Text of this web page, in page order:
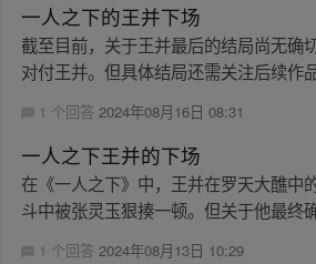
一人之下的王并下场
截至目前，关于王并最后的结局尚无确
对付王并。但具体结局还需关注后续作
1 个回答 2024年08月16日 08:31
一人之下王并的下场
在《一人之下》中，王并在罗天大醮中
斗中被张灵玉狠揍一顿。但关于他最终
1 个回答 2024年08月13日 10:29